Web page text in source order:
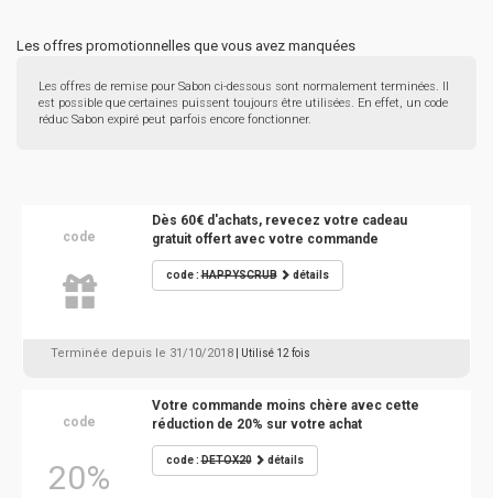
Les offres promotionnelles que vous avez manquées
Les offres de remise pour Sabon ci-dessous sont normalement terminées. Il
est possible que certaines puissent toujours être utilisées. En effet, un code
réduc Sabon expiré peut parfois encore fonctionner.
code
Dès 60€ d'achats, revecez votre cadeau
gratuit offert avec votre commande
code :HAPPYSCRUB détails
Terminée depuis le 31/10/2018 | Utilisé 12 fois
code
20%
Votre commande moins chère avec cette
réduction de 20% sur votre achat
code :DETOX20 détails